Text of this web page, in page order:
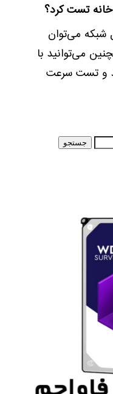
شبکه می‌توان
می‌توانید با
و تست سرعت
جستجو